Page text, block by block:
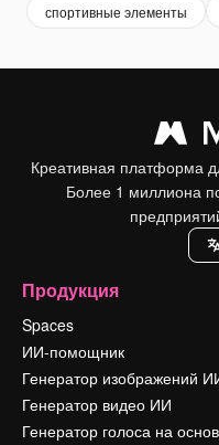
спортивные элементы
Креативная платформа
Более 1 миллиона
Продукция
Spaces
ИИ-помощник
Генератор изображений
Генератор видео ИИ
Генератор голоса на